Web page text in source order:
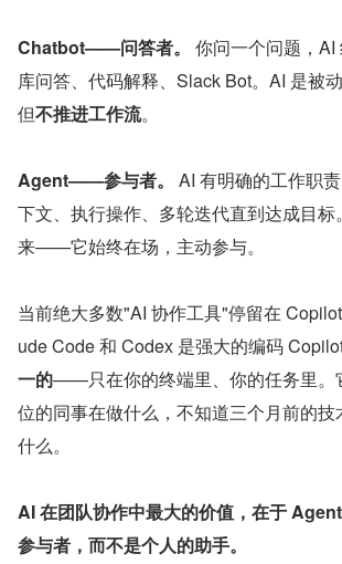
Chatbot——问答者。
你问一个问题，AI
库问答、代码解释、Slack Bot。AI 是被
但不推进工作流。
Agent——参与者。
AI 有明确的工作职
下文、执行操作、多轮迭代直到达成目
来——它始终在场，主动参与。
当前绝大多数"AI 协作工具"停留在
ude Code 和 Codex 是强大的编码
一的——只在你的终端里、你的任务里。
位的同事在做什么，不知道三个月前的技
什么。
AI 在团队协作中最大的价值，在于
参与者，而不是个人的助手。